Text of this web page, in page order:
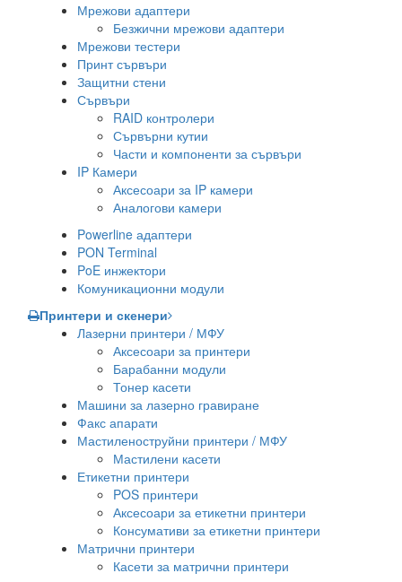
Мрежови адаптери
Безжични мрежови адаптери
Мрежови тестери
Принт сървъри
Защитни стени
Сървъри
RAID контролери
Сървърни кутии
Части и компоненти за сървъри
IP Камери
Аксесоари за IP камери
Аналогови камери
Powerline адаптери
PON Terminal
PoE инжектори
Комуникационни модули
Принтери и скенери
Лазерни принтери / МФУ
Аксесоари за принтери
Барабанни модули
Тонер касети
Машини за лазерно гравиране
Факс апарати
Мастиленоструйни принтери / МФУ
Мастилени касети
Етикетни принтери
POS принтери
Аксесоари за етикетни принтери
Консумативи за етикетни принтери
Матрични принтери
Касети за матрични принтери